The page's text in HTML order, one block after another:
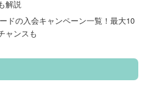
解説
ドの入会キャンペーン一覧！最大10
ャンスも